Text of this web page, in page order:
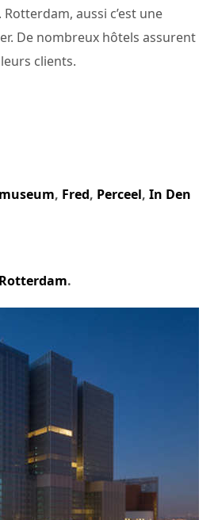
aussi c’est une
De nombreux hôtels assurent
clients.
, Fred, Perceel, In Den
.